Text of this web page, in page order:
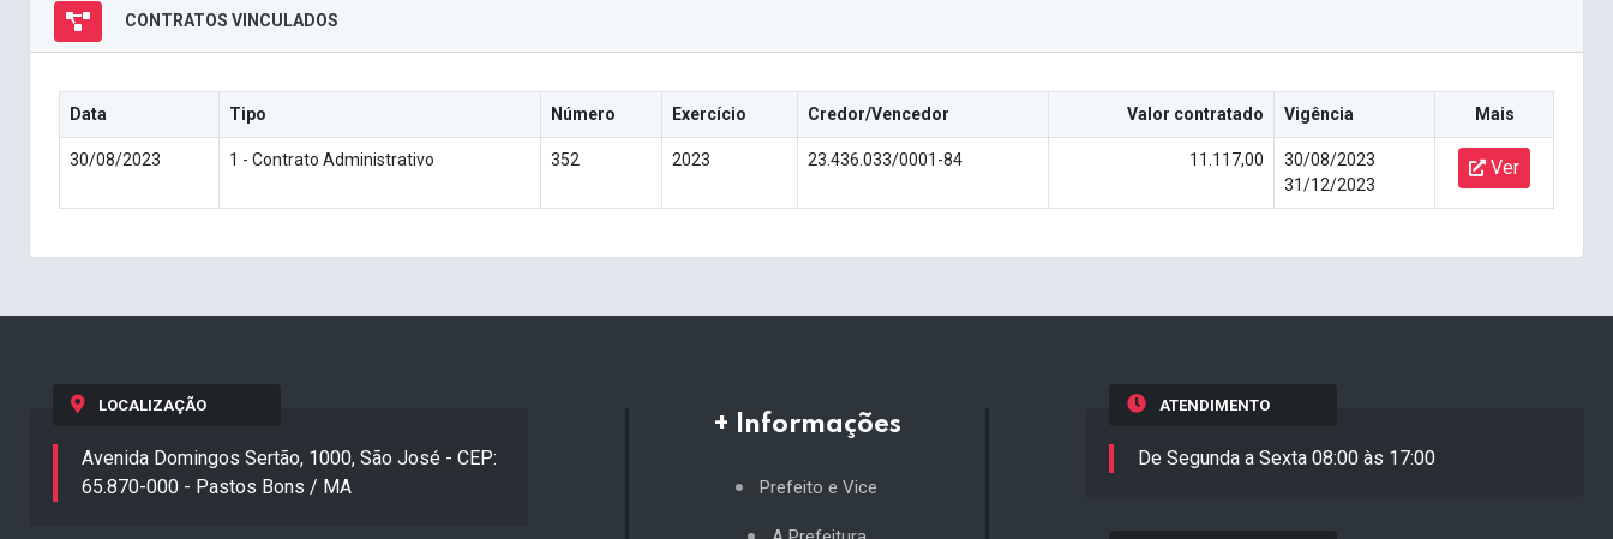
CONTRATOS VINCULADOS
Data Tipo Número Exercício Credor/Vencedor Valor contratado Vigência Mais
30/08/2023 1 - Contrato Administrativo 352 2023 23.436.033/0001-84 11.117,00
30/08/2023
31/12/2023
Ver
LOCALIZAÇÃO
Avenida Domingos Sertão, 1000, São José - CEP:
65.870-000 - Pastos Bons / MA
+ Informações
Prefeito e Vice
ATENDIMENTO
De Segunda a Sexta 08:00 às 17:00